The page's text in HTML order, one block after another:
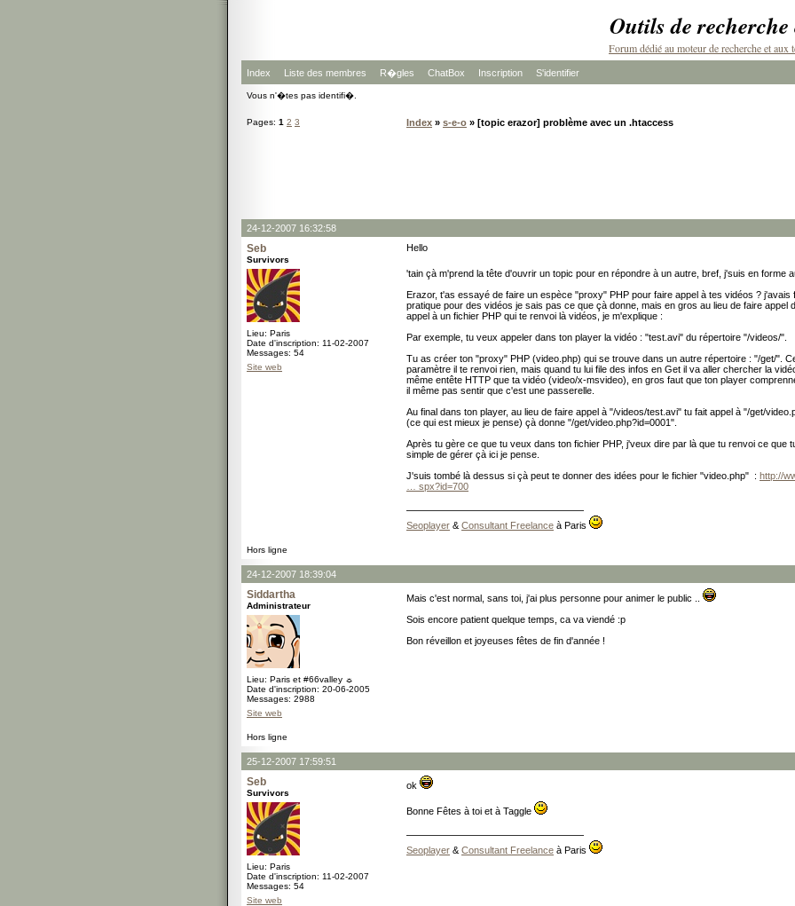
Outils de
Forum dédié au moteur de recherche et aux
Index Liste des membres R�gles ChatBox Inscription S'identifier
Vous n'�tes pas identifi�.
Pages: 1 2 3 Index » s-e-o » [topic erazor] problème avec un .htaccess
24-12-2007 16:32:58
Seb
Survivors
Lieu: Paris
Date d'inscription: 11-02-2007
Messages: 54
Site web
Hello
'tain çà m'prend la tête d'ouvrir un topic pour en répondre à un autre, bref, j'suis en forme
Erazor, t'as essayé de faire un espèce "proxy" PHP pour faire appel à tes vidéos ? j'avais
pratique pour des vidéos je sais pas ce que çà donne, mais en gros au lieu de faire appel
appel à un fichier PHP qui te renvoi là vidéos, je m'explique :
Par exemple, tu veux appeler dans ton player la vidéo : "test.avi" du répertoire "/videos/".
Tu as créer ton "proxy" PHP (video.php) qui se trouve dans un autre répertoire : "/get/".
paramètre il te renvoi rien, mais quand tu lui file des infos en Get il va aller chercher la
même entête HTTP que ta vidéo (video/x-msvideo), en gros faut que ton player
il même pas sentir que c'est une passerelle.
Au final dans ton player, au lieu de faire appel à "/videos/test.avi" tu fait appel à "/get/
(ce qui est mieux je pense) çà donne "/get/video.php?id=0001".
Après tu gère ce que tu veux dans ton fichier PHP, j'veux dire par là que tu renvoi ce que
simple de gérer çà ici je pense.
J'suis tombé là dessus si çà peut te donner des idées pour le fichier "video.php" : http://
… spx?id=700
Seoplayer & Consultant Freelance à Paris
Hors ligne
24-12-2007 18:39:04
Siddartha
Administrateur
Lieu: Paris et #66valley ☼
Date d'inscription: 20-06-2005
Messages: 2988
Site web
Mais c'est normal, sans toi, j'ai plus personne pour animer le public ..
Sois encore patient quelque temps, ca va viendé :p
Bon réveillon et joyeuses fêtes de fin d'année !
Hors ligne
25-12-2007 17:59:51
Seb
Survivors
Lieu: Paris
Date d'inscription: 11-02-2007
Messages: 54
Site web
ok
Bonne Fêtes à toi et à Taggle
Seoplayer & Consultant Freelance à Paris